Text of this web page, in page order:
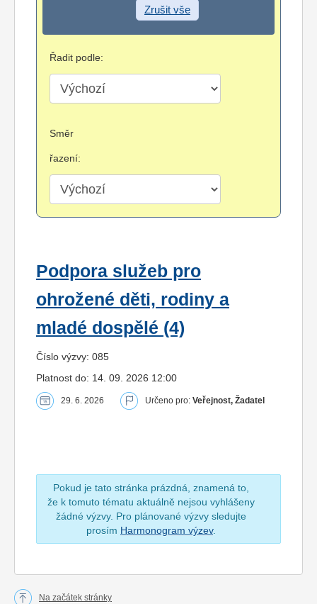
Zrušit vše
Řadit podle:
Směr
řazení:
Podpora služeb pro
ohrožené děti, rodiny a
mladé dospělé (4)
Číslo výzvy: 085
Platnost do: 14. 09. 2026 12:00
29. 6. 2026 Určeno pro: Veřejnost, Žadatel
Pokud je tato stránka prázdná, znamená to,
že k tomuto tématu aktuálně nejsou vyhlášeny
žádné výzvy. Pro plánované výzvy sledujte
prosím Harmonogram výzev.
Na začátek stránky